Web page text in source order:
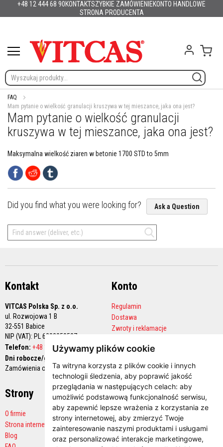
Używamy plików cookie
Ta witryna korzysta z plików cookie i innych
technologii śledzenia, aby poprawić jakość
przeglądania w następujących celach: aby
umożliwić podstawową funkcjonalność serwisu,
aby zapewnić lepsze wrażenia z korzystania ze
strony internetowej, aby zmierzyć Twoje
zainteresowanie naszymi produktami i usługami
oraz personalizować interakcje marketingowe,
+48 12 444 68 90KONTAKTSZYBKIE ZAMÓWIENIEKONTO HANDLOWE
STRONA PRODUCENTA
Portugal
Nederland
Sverige
Danmark
NorgeSuomiLietuva
LatvijaEesti
Ελλάδα
Slovenija
Hrvatska
Mój
t
e
i
a
ł
y
o
g
n
i
o
p
o
r
e
M
a
s
k
/
k
t
y
o
g
n
i
r
ł
a
d
FAQ
Mam pytanie o wielkość granulacji kruszywa w tej mieszance, jaka ona jest?
Mam pytanie o wielkość granulacji
kruszywa w tej mieszance, jaka ona jest?
Maksymalna wielkość ziaren w betonie 1700 STD to 5mm
Did you find what you were looking for? Ask a Question
Kontakt
VITCAS Polska Sp. z o.o.
ul. Rozwojowa 1 B
32-551 Babice
NIP (VAT): PL 6282258527
Telefon: +48 12 444 68 90
Dni robocze/godziny pracy:
Zamówienia online 24/7
Konto
Regulamin
Dostawa
Zwroty i reklamacje
Konto handlowe
Strony
O firmie
Strona internetowa producenta
Blog
Płatności